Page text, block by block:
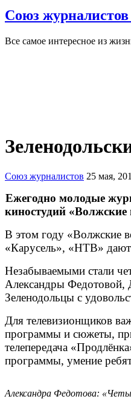
Союз
Все самое интересное из
Союз журналистов 25 мая,
Ежегодно молодые
киностудий
В этом году «Волжские
«Карусель», «НТВ»
Незабываемыми стали
Александ­ры Федотовой,
Зеленодольцы с
Для телевизионщиков
программы и сюжеты,
телепередача
программы, умение
Александра Федотова: